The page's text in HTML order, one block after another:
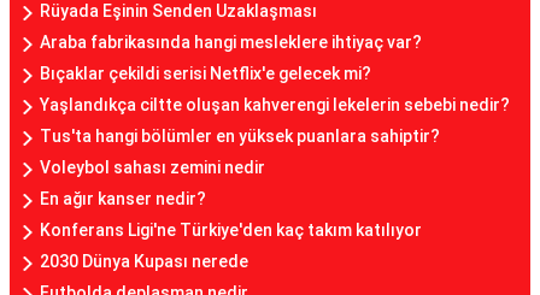
Rüyada Eşinin Senden Uzaklaşması
Araba fabrikasında hangi mesleklere ihtiyaç var?
Bıçaklar çekildi serisi Netflix'e gelecek mi?
Yaşlandıkça ciltte oluşan kahverengi lekelerin sebebi nedir?
Tus'ta hangi bölümler en yüksek puanlara sahiptir?
Voleybol sahası zemini nedir
En ağır kanser nedir?
Konferans Ligi'ne Türkiye'den kaç takım katılıyor
2030 Dünya Kupası nerede